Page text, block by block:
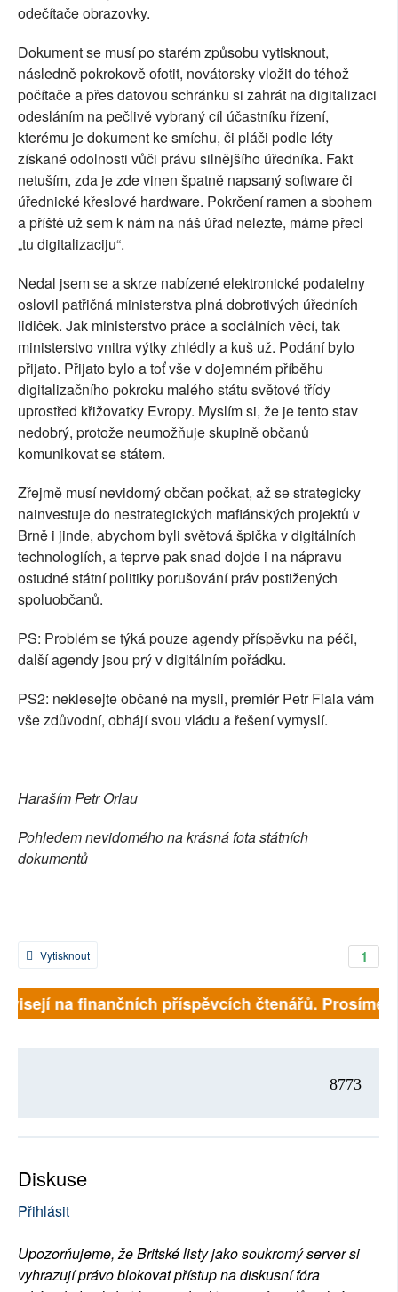
odečítače obrazovky.
Dokument se musí po starém způsobu vytisknout,
následně pokrokově ofotit, novátorsky vložit do téhož
počítače a přes datovou schránku si zahrát na digitalizaci
odesláním na pečlivě vybraný cíl účastníku řízení,
kterému je dokument ke smíchu, či pláči podle léty
získané odolnosti vůči právu silnějšího úředníka. Fakt
netuším, zda je zde vinen špatně napsaný software či
úřednické křeslové hardware. Pokrčení ramen a sbohem
a příště už sem k nám na náš úřad nelezte, máme přeci
„tu digitalizaciju“.
Nedal jsem se a skrze nabízené elektronické podatelny
oslovil patřičná ministerstva plná dobrotivých úředních
lidiček. Jak ministerstvo práce a sociálních věcí, tak
ministerstvo vnitra výtky zhlédly a kuš už. Podání bylo
přijato. Přijato bylo a toť vše v dojemném příběhu
digitalizačního pokroku malého státu světové třídy
uprostřed křižovatky Evropy. Myslím si, že je tento stav
nedobrý, protože neumožňuje skupině občanů
komunikovat se státem.
Zřejmě musí nevidomý občan počkat, až se strategicky
nainvestuje do nestrategických mafiánských projektů v
Brně i jinde, abychom byli světová špička v digitálních
technologiích, a teprve pak snad dojde i na nápravu
ostudné státní politiky porušování práv postižených
spoluobčanů.
PS: Problém se týká pouze agendy příspěvku na péči,
další agendy jsou prý v digitálním pořádku.
PS2: neklesejte občané na mysli, premiér Petr Fiala vám
vše zdůvodní, obhájí svou vládu a řešení vymyslí.
Haraším Petr Orlau
Pohledem nevidomého na krásná fota státních
dokumentů
1
Vytisknout
na finančních příspěvcích čtenářů. Prosíme,
8773
Diskuse
Přihlásit
Upozorňujeme, že Britské listy jako soukromý server si
vyhrazují právo blokovat přístup na diskusní fóra